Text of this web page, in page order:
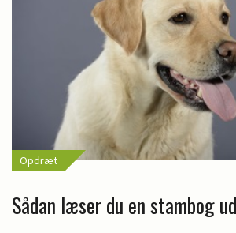
Opdræt
Sådan læser du en stambog